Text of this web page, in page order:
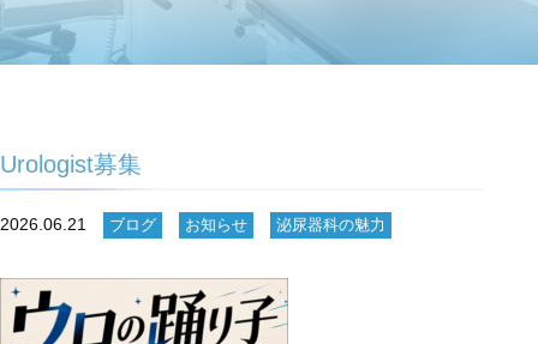
Urologist募集
2026.06.21 ブログ お知らせ 泌尿器科の魅力